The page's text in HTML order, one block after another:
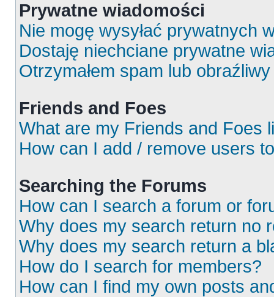
Prywatne wiadomości
Nie mogę wysyłać prywatnych
Dostaję niechciane prywatne
Otrzymałem spam lub
Friends and Foes
What are my Friends and Foes
How can I add / remove users
Searching the Forums
How can I search a forum or
Why does my search return no
Why does my search return a
How do I search for members?
How can I find my own posts